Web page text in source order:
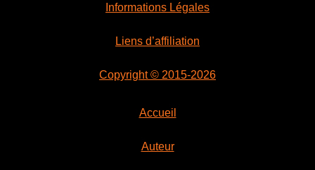
Informations Légales
Liens d’affiliation
Copyright © 2015-2026
Accueil
Auteur